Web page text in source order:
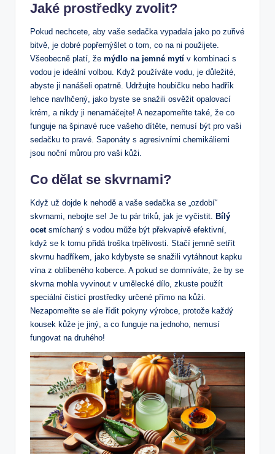
Jaké prostředky zvolit?
Pokud nechcete, aby vaše sedačka vypadala jako po zuřivé
bitvě, je dobré popřemýšlet o tom, co na ni použijete.
Všeobecně platí, že mýdlo na jemné mytí v kombinaci s
vodou je ideální volbou. Když používáte vodu, je důležité,
abyste ji nanášeli opatrně. Udržujte houbičku nebo hadřík
lehce navlhčený, jako byste se snažili osvěžit opalovací
krém, a nikdy ji nenamáčejte! A nezapomeňte také, že co
funguje na špinavé ruce vašeho dítěte, nemusí být pro vaši
sedačku to pravé. Saponáty s agresivními chemikáliemi
jsou noční můrou pro vaši kůži.
Co dělat se skvrnami?
Když už dojde k nehodě a vaše sedačka se „ozdobí“
skvrnami, nebojte se! Je tu pár triků, jak je vyčistit. Bílý
ocetsmíchaný s vodou může být překvapivě efektivní,
když se k tomu přidá troška trpělivosti. Stačí jemně setřít
skvrnu hadříkem, jako kdybyste se snažili vytáhnout kapku
vína z oblíbeného koberce. A pokud se domníváte, že by se
skvrna mohla vyvinout v umělecké dílo, zkuste použít
speciální čisticí prostředky určené přímo na kůži.
Nezapomeňte se ale řídit pokyny výrobce, protože každý
kousek kůže je jiný, a co funguje na jednoho, nemusí
fungovat na druhého!